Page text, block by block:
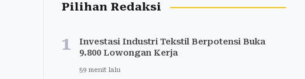
Pilihan Redaksi
1
Investasi Industri Tekstil Berpotensi Buka
9.800 Lowongan Kerja
59 menit lalu